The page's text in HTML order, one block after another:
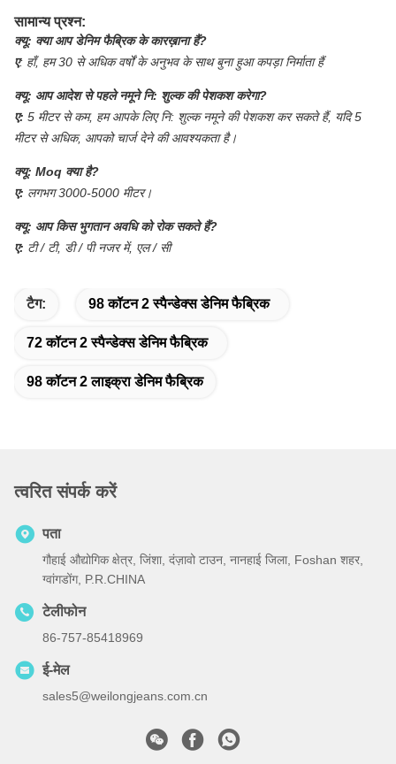
सामान्य प्रश्न:
क्यू: क्या आप डेनिम फैब्रिक के कारख़ाना हैं?
ए: हाँ, हम 30 से अधिक वर्षों के अनुभव के साथ बुना हुआ कपड़ा निर्माता हैं
क्यू: आप आदेश से पहले नमूने नि: शुल्क की पेशकश करेगा?
ए: 5 मीटर से कम, हम आपके लिए नि: शुल्क नमूने की पेशकश कर सकते हैं, यदि 5
मीटर से अधिक, आपको चार्ज देने की आवश्यकता है।
क्यू: Moq क्या है?
ए: लगभग 3000-5000 मीटर।
क्यू: आप किस भुगतान अवधि को रोक सकते हैं?
ए: टी / टी, डी / पी नजर में, एल / सी
टैग: 98 कॉटन 2 स्पैन्डेक्स डेनिम फैब्रिक
72 कॉटन 2 स्पैन्डेक्स डेनिम फैब्रिक
98 कॉटन 2 लाइक्रा डेनिम फैब्रिक
त्वरित संपर्क करें
पता
गौहाई औद्योगिक क्षेत्र, जिंशा, दंज़ावो टाउन, नानहाई जिला, Foshan शहर,
ग्वांगडोंग, P.R.CHINA
टेलीफोन
86-757-85418969
ई-मेल
sales5@weilongjeans.com.cn